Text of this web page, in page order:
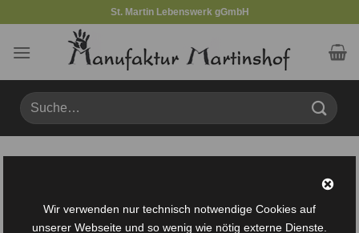
springen
St. Martin Lebenswerk gGmbH
Suche
nach:
Wir verwenden nur technisch notwendige Cookies auf
unserer Webseite und so wenig wie nötig externe Dienste.